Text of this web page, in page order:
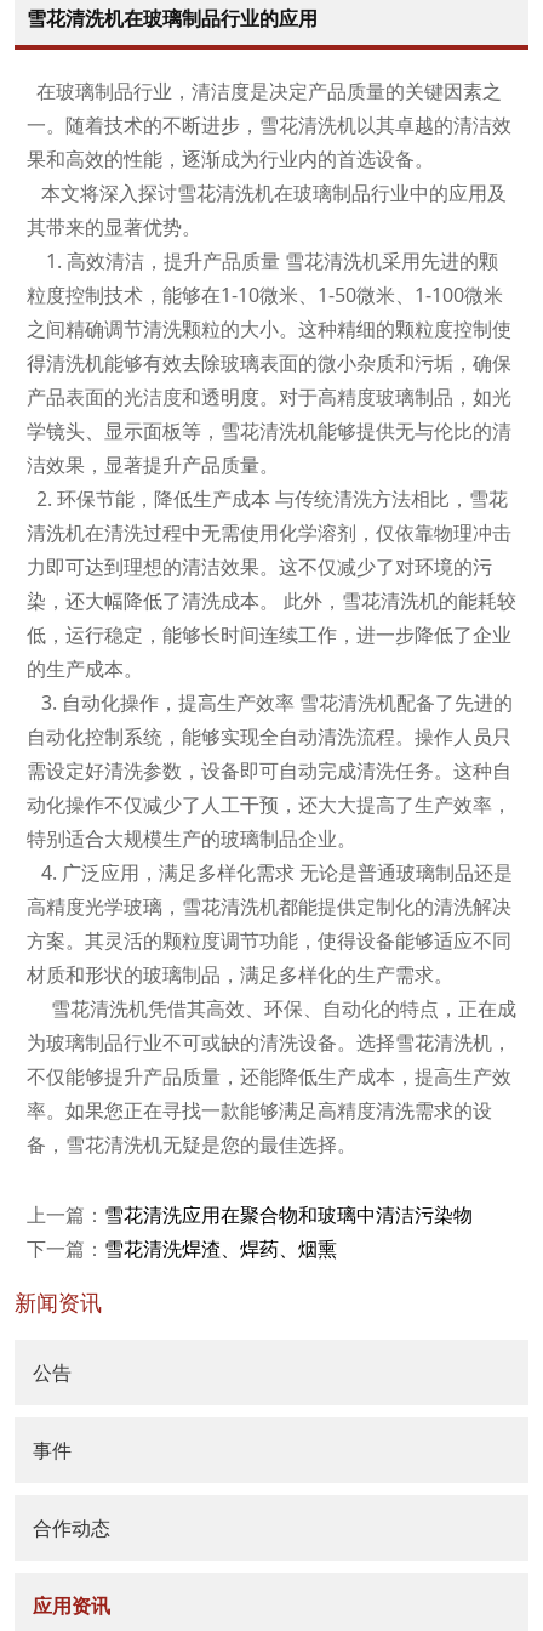
雪花清洗机在玻璃制品行业的应用
在玻璃制品行业，清洁度是决定产品质量的关键因素之
一。随着技术的不断进步，雪花清洗机以其卓越的清洁效
果和高效的性能，逐渐成为行业内的首选设备。
本文将深入探讨雪花清洗机在玻璃制品行业中的应用及
其带来的显著优势。
1. 高效清洁，提升产品质量 雪花清洗机采用先进的颗
粒度控制技术，能够在1-10微米、1-50微米、1-100微米
之间精确调节清洗颗粒的大小。这种精细的颗粒度控制使
得清洗机能够有效去除玻璃表面的微小杂质和污垢，确保
产品表面的光洁度和透明度。对于高精度玻璃制品，如光
学镜头、显示面板等，雪花清洗机能够提供无与伦比的清
洁效果，显著提升产品质量。
2. 环保节能，降低生产成本 与传统清洗方法相比，雪花
清洗机在清洗过程中无需使用化学溶剂，仅依靠物理冲击
力即可达到理想的清洁效果。这不仅减少了对环境的污
染，还大幅降低了清洗成本。 此外，雪花清洗机的能耗较
低，运行稳定，能够长时间连续工作，进一步降低了企业
的生产成本。
3. 自动化操作，提高生产效率 雪花清洗机配备了先进的
自动化控制系统，能够实现全自动清洗流程。操作人员只
需设定好清洗参数，设备即可自动完成清洗任务。这种自
动化操作不仅减少了人工干预，还大大提高了生产效率，
特别适合大规模生产的玻璃制品企业。
4. 广泛应用，满足多样化需求 无论是普通玻璃制品还是
高精度光学玻璃，雪花清洗机都能提供定制化的清洗解决
方案。其灵活的颗粒度调节功能，使得设备能够适应不同
材质和形状的玻璃制品，满足多样化的生产需求。
雪花清洗机凭借其高效、环保、自动化的特点，正在成
为玻璃制品行业不可或缺的清洗设备。选择雪花清洗机，
不仅能够提升产品质量，还能降低生产成本，提高生产效
率。如果您正在寻找一款能够满足高精度清洗需求的设
备，雪花清洗机无疑是您的最佳选择。
上一篇： 雪花清洗应用在聚合物和玻璃中清洁污染物
下一篇： 雪花清洗焊渣、焊药、烟熏
新闻资讯
公告
事件
合作动态
应用资讯